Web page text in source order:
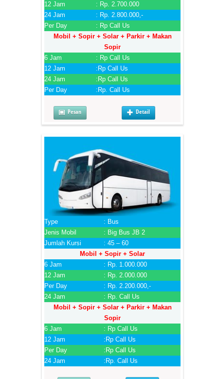
12 Jam
: Rp. 2.700.000
24 Jam
: Rp. 2.800.000,-
Per Day
: Rp Call Us
Mobil + Sopir + Solar + Parkir + Makan
Sopir
6 Jam
: Rp Call Us
12 Jam
:Rp Call Us
24 Jam
:Rp Call Us
Per Day
:Rp. Call Us
Pesan Detail
Type
: Bus
Jenis Mobil
: Big Bus JB 2
Jumlah Kursi
: 45 – 60
Mobil + Sopir + Solar
6 Jam
: Rp. 1.000.000
12 Jam
: Rp. 2.000.000
Per Day
: Rp. 2.200.000,-
24 Jam
: Rp. Call Us
Mobil + Sopir + Solar + Parkir + Makan
Sopir
6 Jam
: Rp Call Us
12 Jam
:Rp Call Us
Per Day
:Rp Call Us
24 Jam
:Rp. Call Us